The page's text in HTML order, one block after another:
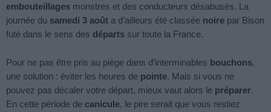
embouteillages monstres et des conducteurs désabusés. La
journée du samedi 3 août a d’ailleurs été classée noire par Bison
futé dans le sens des départs sur toute la France.
Pour ne pas être pris au piège dans d’interminables bouchons,
une solution : éviter les heures de pointe. Mais si vous ne
pouvez pas décaler votre départ, mieux vaut alors le préparer.
En cette période de canicule, le pire serait que vous restiez